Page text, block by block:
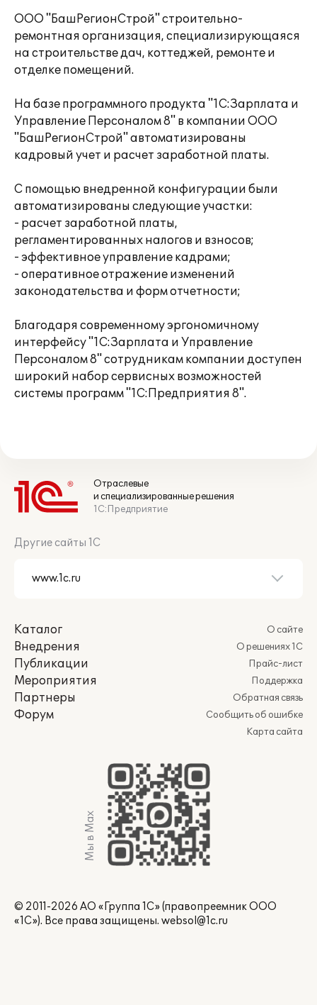
ООО "БашРегионСтрой" строительно-
ремонтная организация, специализирующаяся
на строительстве дач, коттеджей, ремонте и
отделке помещений.
На базе программного продукта "1С:Зарплата и
Управление Персоналом 8" в компании ООО
"БашРегионСтрой" автоматизированы
кадровый учет и расчет заработной платы.
С помощью внедренной конфигурации были
автоматизированы следующие участки:
- расчет заработной платы,
регламентированных налогов и взносов;
- эффективное управление кадрами;
- оперативное отражение изменений
законодательства и форм отчетности;
Благодаря современному эргономичному
интерфейсу "1С:Зарплата и Управление
Персоналом 8" сотрудникам компании доступен
широкий набор сервисных возможностей
системы программ "1С:Предприятия 8".
Отраслевые
и специализированные решения
1С:Предприятие
Другие сайты 1С
Каталог
Внедрения
Публикации
Мероприятия
Партнеры
Форум
О сайте
О решениях 1С
Прайс-лист
Поддержка
Обратная связь
Сообщить об ошибке
Карта сайта
Мы в Max
© 2011-2026 АО «Группа 1С» (правопреемник ООО
«1С»). Все права защищены. websol@1c.ru